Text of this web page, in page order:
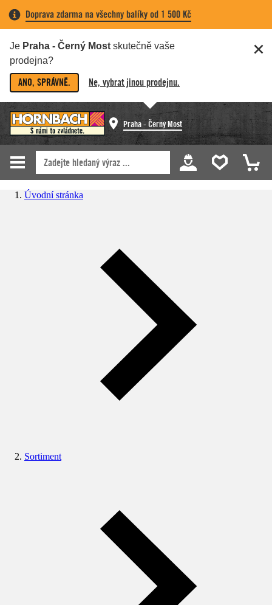
Doprava zdarma na všechny balíky od 1 500 Kč
Je Praha - Černý Most skutečně vaše
prodejna?
ANO, SPRÁVNĚ. Ne, vybrat jinou prodejnu.
Praha - Černý Most
Úvodní stránka
Sortiment